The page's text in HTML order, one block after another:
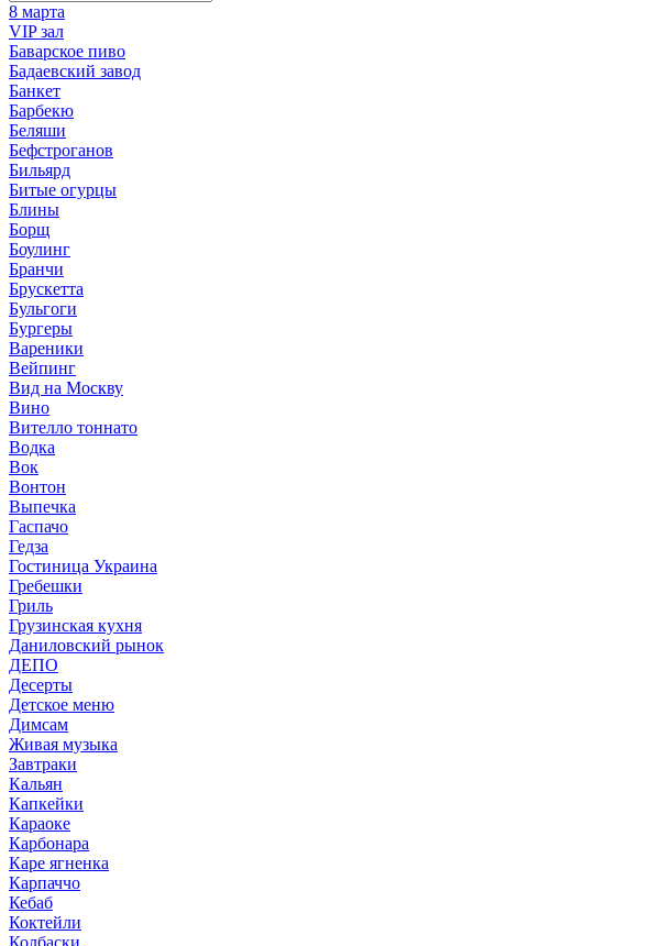
8 марта
VIP зал
Баварское пиво
Бадаевский завод
Банкет
Барбекю
Беляши
Бефстроганов
Бильярд
Битые огурцы
Блины
Борщ
Боулинг
Бранчи
Брускетта
Бульгоги
Бургеры
Вареники
Вейпинг
Вид на Москву
Вино
Вителло тоннато
Водка
Вок
Вонтон
Выпечка
Гаспачо
Гедза
Гостиница Украина
Гребешки
Гриль
Грузинская кухня
Даниловский рынок
ДЕПО
Десерты
Детское меню
Димсам
Живая музыка
Завтраки
Кальян
Капкейки
Караоке
Карбонара
Каре ягненка
Карпаччо
Кебаб
Коктейли
Колбаски